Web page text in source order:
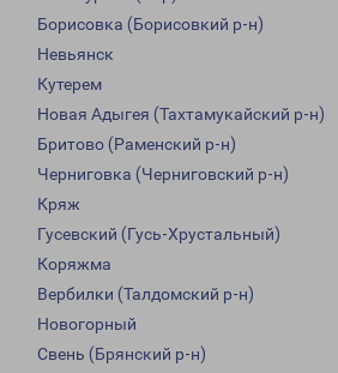
Борисовка (Борисовкий р-н)
Невьянск
Кутерем
Новая Адыгея (Тахтамукайский р-н)
Бритово (Раменский р-н)
Черниговка (Черниговский р-н)
Кряж
Гусевский (Гусь-Хрустальный)
Коряжма
Вербилки (Талдомский р-н)
Новогорный
Свень (Брянский р-н)